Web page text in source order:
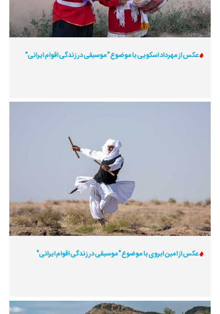
عکس از مهرداد اسکویی با موضوع "موسیقی در زندگی اقوام ایرانی"
عکس از امین ابروی با موضوع "موسیقی در زندگی اقوام ایرانی"